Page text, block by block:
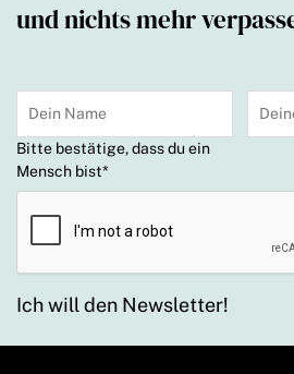
und nichts mehr
Bitte bestätige, dass du ein
Mensch bist*
Ich will den Newsletter!